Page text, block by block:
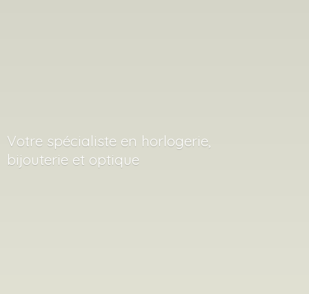
Votre spécialiste en horlogerie,
bijouterie et optique